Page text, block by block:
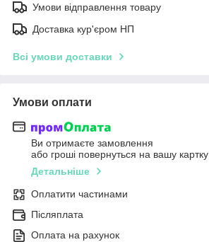
Умови відправлення товару
Доставка кур'єром НП
Всі умови доставки
Умови оплати
Ви отримаєте замовлення
або гроші повернуться на вашу картку
Детальніше
Оплатити частинами
Післяплата
Оплата на рахунок